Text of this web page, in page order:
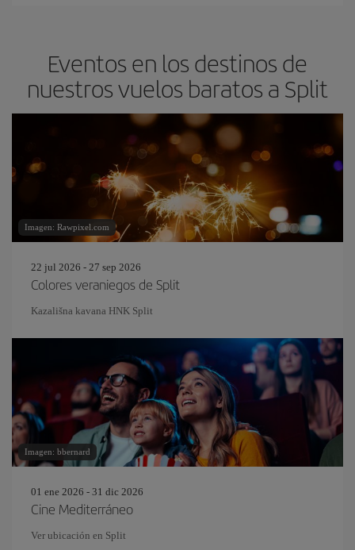
Eventos en los destinos de
nuestros vuelos baratos a Split
Imagen: Rawpixel.com
22 jul 2026 - 27 sep 2026
Colores veraniegos de Split
Kazališna kavana HNK Split
Imagen: bbernard
01 ene 2026 - 31 dic 2026
Cine Mediterráneo
Ver ubicación en Split